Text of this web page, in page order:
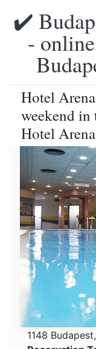
✔️
-
Hotel
weekend in
Hotel Arena
1148